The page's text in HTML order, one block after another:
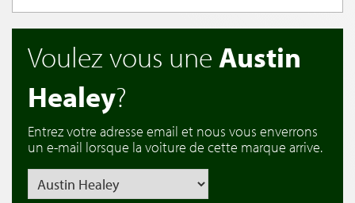
Voulez vous une Austin
Healey?
Entrez votre adresse email et nous vous enverrons
un e-mail lorsque la voiture de cette marque arrive.